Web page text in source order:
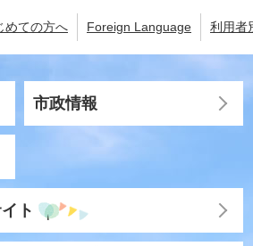
めての方へ Foreign Language 利用者
市政情報
ト